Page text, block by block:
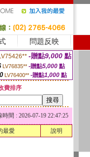
問題反映
-贈點9,000 點
LV76835** -贈點5,000點
LV76400** -贈點1,000 點
費排序
間 : 2026-07-19 22:47:25
最愛 說明